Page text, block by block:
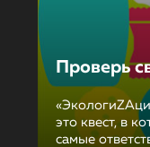
Проверь
это квест, в
самые